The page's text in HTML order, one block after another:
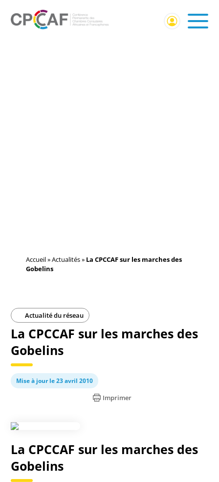
Accueil»Actualités» La CPCCAF sur les marches des
Gobelins
Actualité du réseau
La CPCCAF sur les marches des
Gobelins
Mise à jour le 23 avril 2010
Imprimer
La CPCCAF sur les marches des
Gobelins